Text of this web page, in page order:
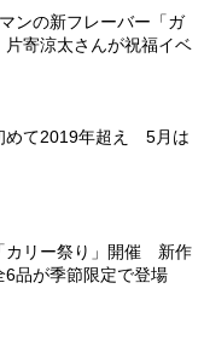
ンの新フレーバー「ガ
寄涼太さんが祝福イベ
めて2019年超え 5月は
カリー祭り」開催 新作
6品が季節限定で登場